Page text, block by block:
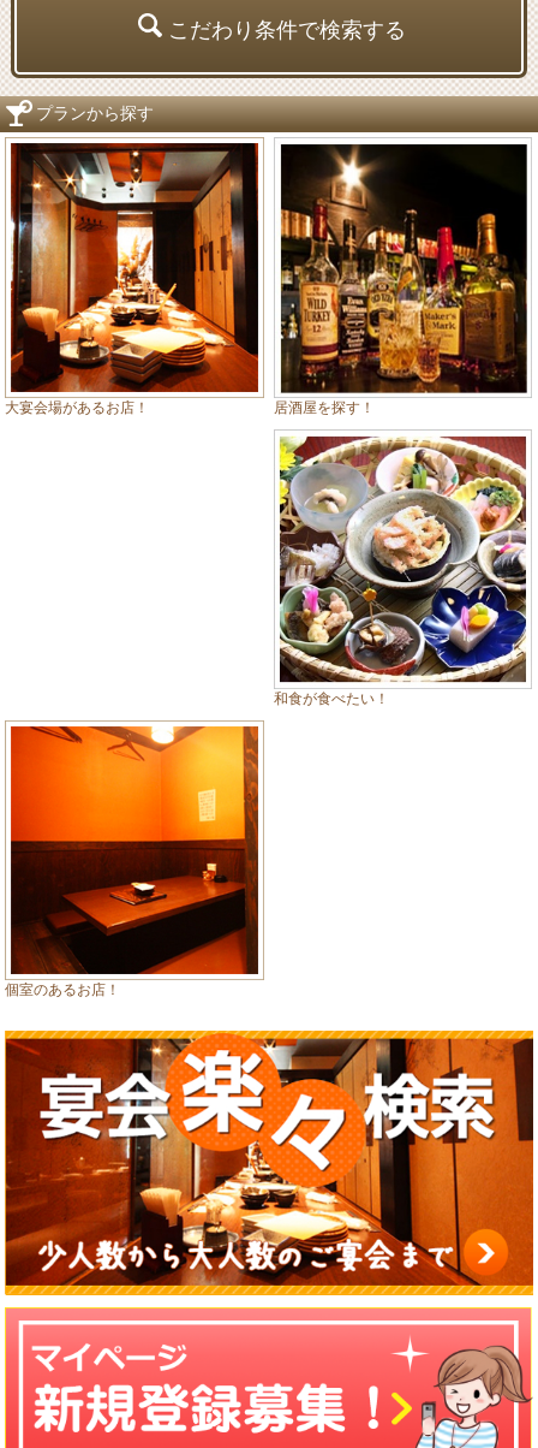
こだわり条件で検索する
プランから探す
大宴会場があるお店！ 居酒屋を探す！
和食が食べたい！
個室のあるお店！